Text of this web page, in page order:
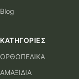
Blog
ΚΑΤΗΓΟΡΊΕΣ
ΟΡΘΟΠΕΔΙΚΑ
ΑΜΑΞΙΔΙΑ